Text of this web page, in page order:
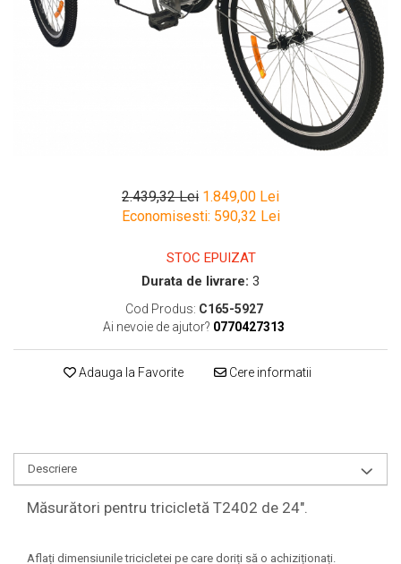
2.439,32 Lei 1.849,00 Lei
Economisesti: 590,32 Lei
STOC EPUIZAT
Durata de livrare: 3
Cod Produs: C165-5927
Ai nevoie de ajutor? 0770427313
Adauga la Favorite Cere informatii
Descriere
Măsurători pentru tricicletă T2402 de 24".
Aflați dimensiunile tricicletei pe care doriți să o achiziționați.